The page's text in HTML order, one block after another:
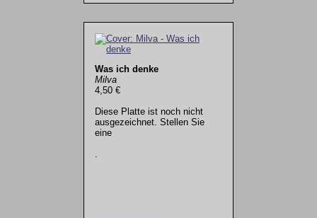
Was ich denke
Milva
4,50 €
Diese Platte ist noch nicht
ausgezeichnet. Stellen Sie
eine